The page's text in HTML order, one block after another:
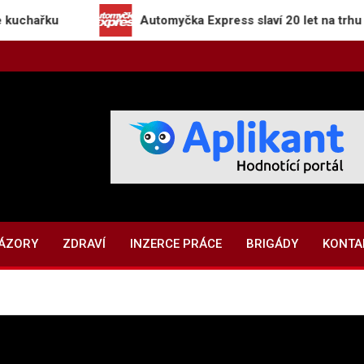
Automyčka Express slaví 20 let na trhu novou
ZDRAVÍ INZERCE PRÁCE BRIGÁDY